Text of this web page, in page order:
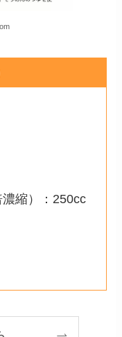
縮）：250cc